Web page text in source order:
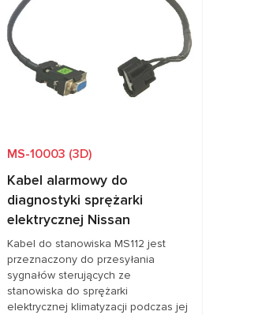
MS-10003 (3D)
Kabel alarmowy do
diagnostyki sprężarki
elektrycznej Nissan
Kabel do stanowiska MS112 jest
przeznaczony do przesyłania
sygnałów sterujących ze
stanowiska do sprężarki
elektrycznej klimatyzacji podczas jej